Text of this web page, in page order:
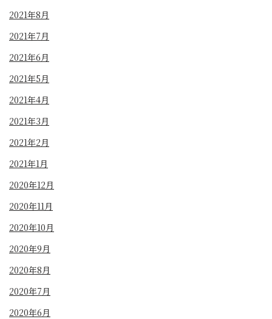
2021年8月
2021年7月
2021年6月
2021年5月
2021年4月
2021年3月
2021年2月
2021年1月
2020年12月
2020年11月
2020年10月
2020年9月
2020年8月
2020年7月
2020年6月